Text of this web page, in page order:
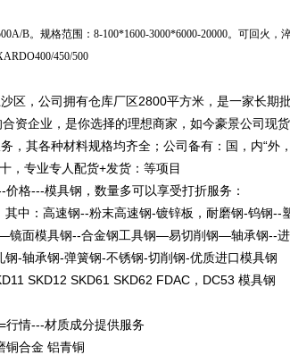
B。规格范围： 8-100*1600-3000*6000-20000。可回火，
450/500
区，公司拥有仓库厂区2800平方米，是一家长期
资企业，是你选择的理想商家，如今豪景公司现
，其各种材料规格均齐全；公司备有：国，内“外
，专业专人配货+发货：等项目
格---模具钢，数量多可以享受打折服务：
中：高速钢--粉末高速钢-镀锌板，耐磨钢-钨钢--
镜面模具钢--合金钢工具钢—易切削钢—轴承钢--
-轴承钢-弹簧钢-不锈钢-切削钢-优质进口模具钢
SKD12 SKD61 SKD62 FDAC，DC53 模具钢
行情---材质成分提供服务
铜合金 铝青铜